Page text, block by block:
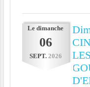
Le dimanche
06
SEPT. 2026